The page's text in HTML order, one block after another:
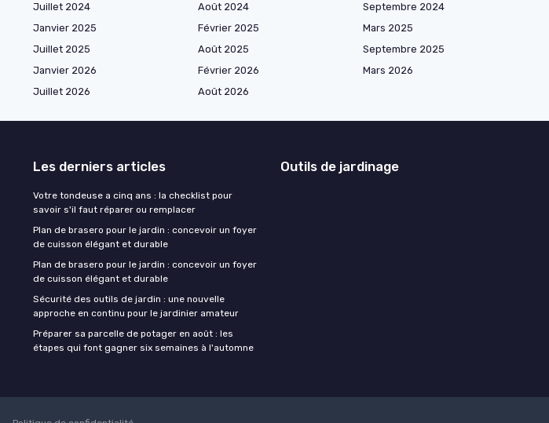
Juillet 2024 Août 2024
Septembre 2024
Janvier 2025 Février 2025
Mars 2025
Juillet 2025 Août 2025
Septembre 2025
Janvier 2026 Février 2026
Mars 2026
Juillet 2026 Août 2026
Les derniers articles
Votre tondeuse a cinq ans : la checklist pour
savoir s'il faut réparer ou remplacer
Plan de brasero pour le jardin : concevoir un foyer
de cuisson élégant et durable
Plan de brasero pour le jardin : concevoir un foyer
de cuisson élégant et durable
Sécurité des outils de jardin : une nouvelle
approche en continu pour le jardinier amateur
Préparer sa parcelle de potager en août : les
étapes qui font gagner six semaines à l'automne
Outils de jardinage